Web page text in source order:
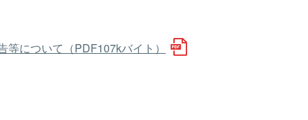
について（PDF107kバイト）